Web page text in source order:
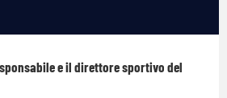
e il direttore sportivo del